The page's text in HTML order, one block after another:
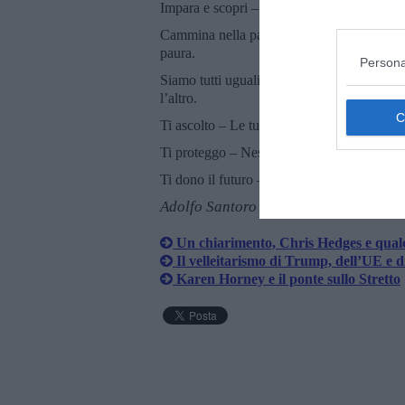
Impara e scopri – Ti apro scuole e libri,
Cammina nella pace – Qui non ci sono
paura.
Siamo tutti uguali – Non importa il colore
l’altro.
Ti ascolto – Le tue parole contano, i tuoi
Ti proteggo – Nessun bambino deve
Ti dono il futuro – Tutto quello che faccio
Adolfo Santoro
​Un chiarimento, Chris Hedges e
Il velleitarismo di Trump, dell’UE e
​Karen Horney e il ponte sullo Stretto